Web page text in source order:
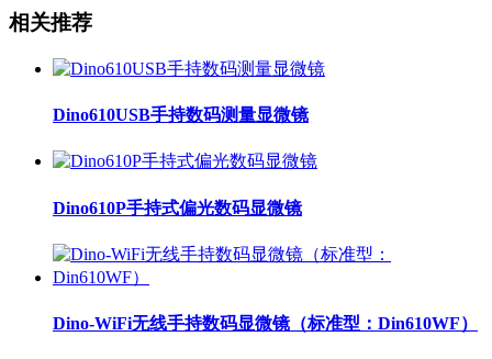
相关推荐
Dino610USB手持数码测量显微镜
Dino610P手持式偏光数码显微镜
Dino-WiFi无线手持数码显微镜（标准型：Din610WF）